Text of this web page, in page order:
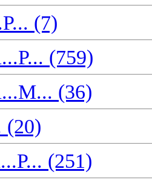
(7)
(759)
(36)
(20)
(251)